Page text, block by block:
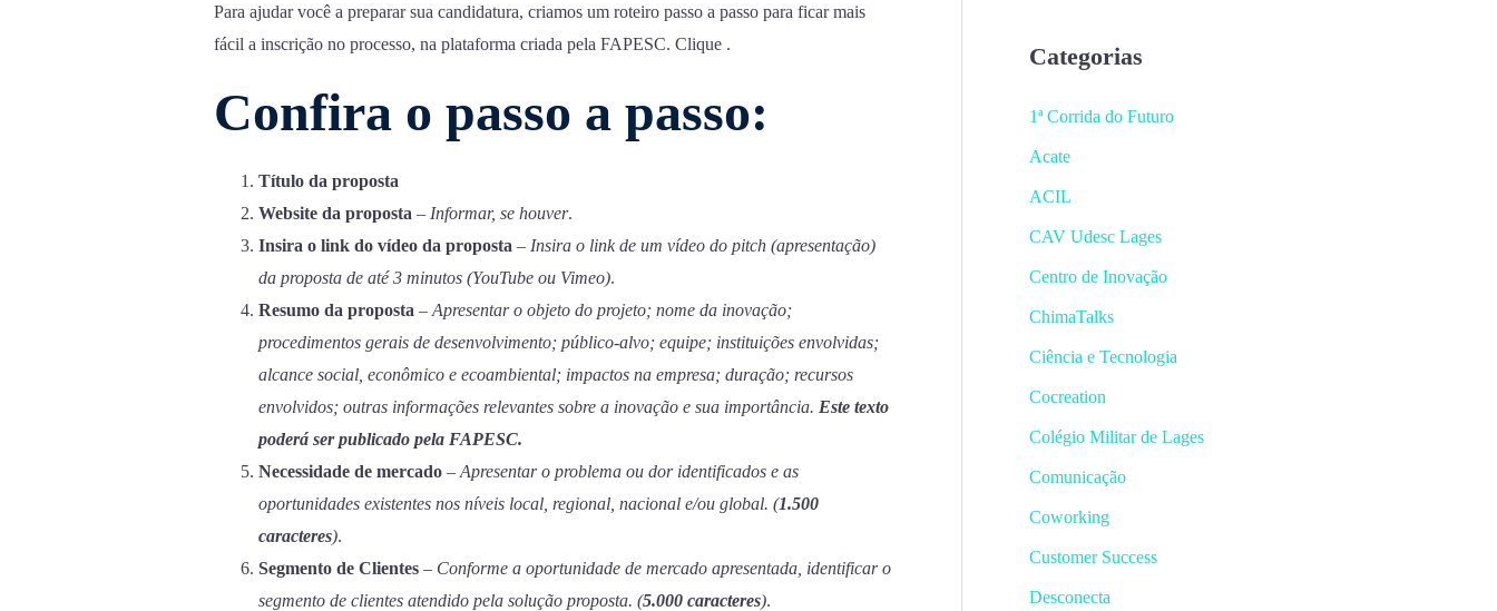
Para ajudar você a preparar sua candidatura, criamos um roteiro passo a passo para ficar mais
fácil a inscrição no processo, na plataforma criada pela FAPESC. Clique .
Confira o passo a passo:
Título da proposta
Website da proposta – Informar, se houver.
Insira o link do vídeo da proposta – Insira o link de um vídeo do pitch (apresentação)
da proposta de até 3 minutos (YouTube ou Vimeo).
Resumo da proposta – Apresentar o objeto do projeto; nome da inovação;
procedimentos gerais de desenvolvimento; público-alvo; equipe; instituições envolvidas;
alcance social, econômico e ecoambiental; impactos na empresa; duração; recursos
envolvidos; outras informações relevantes sobre a inovação e sua importância. Este texto
poderá ser publicado pela FAPESC.
Necessidade de mercado – Apresentar o problema ou dor identificados e as
oportunidades existentes nos níveis local, regional, nacional e/ou global. (1.500
caracteres).
Segmento de Clientes – Conforme a oportunidade de mercado apresentada, identificar o
segmento de clientes atendido pela solução proposta. (5.000 caracteres).
Categorias
1ª Corrida do Futuro
Acate
ACIL
CAV Udesc Lages
Centro de Inovação
ChimaTalks
Ciência e Tecnologia
Cocreation
Colégio Militar de Lages
Comunicação
Coworking
Customer Success
Desconecta